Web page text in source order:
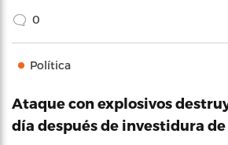
0
Política
Ataque con explosivos
día después de investidura